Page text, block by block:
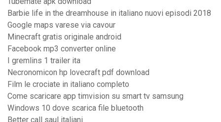
Barbie life in the dreamhouse in italiano nuovi episodi 2018
Google maps varese via cavour
Minecraft gratis originale android
Facebook mp3 converter online
I gremlins 1 trailer ita
Necronomicon hp lovecraft pdf download
Film le crociate in italiano completo
Come scaricare app timvision su smart tv samsung
Windows 10 dove scarica file bluetooth
Better call saul italiani